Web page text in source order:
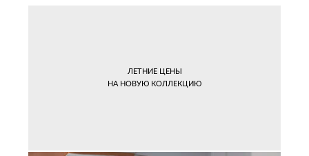
ЛЕТНИЕ ЦЕНЫ
НА НОВУЮ КОЛЛЕКЦИЮ